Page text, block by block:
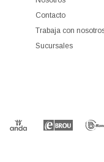
Contacto
Trabaja con
Sucursales